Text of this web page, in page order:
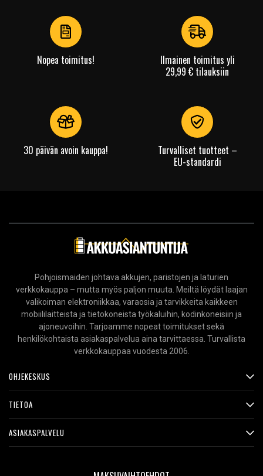
Nopea toimitus!
Ilmainen toimitus yli
29,99 € tilauksiin
30 päivän avoin kauppa!
Turvalliset tuotteet –
EU-standardi
Pohjoismaiden johtava akkujen, paristojen ja laturien
verkkokauppa – mutta myös paljon muuta. Meiltä löydät laajan
valikoiman elektroniikkaa, varaosia ja tarvikkeita kaikkeen
mobiililaitteista ja tietokoneista työkaluihin, kodinkoneisiin ja
ajoneuvoihin. Tarjoamme nopeat toimitukset sekä
henkilökohtaista asiakaspalvelua aina tarvittaessa. Turvallista
verkkokauppaa vuodesta 2006.
OHJEKESKUS
TIETOA
ASIAKASPALVELU